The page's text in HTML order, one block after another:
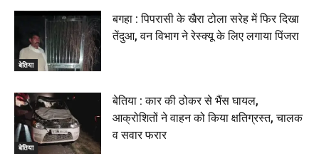
बेतिया
बगहा : पिपरासी के खैरा टोला सरेह में फिर दिखा
तेंदुआ, वन विभाग ने रेस्क्यू के लिए लगाया पिंजरा
बेतिया
बेतिया : कार की ठोकर से भैंस घायल,
आक्रोशितों ने वाहन को किया क्षतिग्रस्त, चालक
व सवार फरार